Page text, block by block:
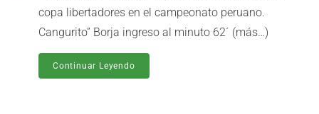
copa libertadores en el campeonato peruano.
Cangurito” Borja ingreso al minuto 62´ (más…)
Continuar Leyendo